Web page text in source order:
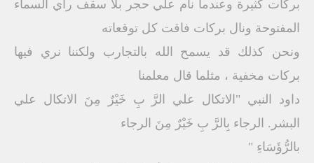
بركات كثيرة وعندما نام علي حجر بلا سقف رآي السماء
المفتوحة ونال بركات فاقت كل توقعاته
ونحن كذلك قد يسمح الله بالتجارب ولكننا نري فيها
بركات مخفية ، مثلما قال معلمنا
داود النبي "الاتكال علي الرَّ بِ خَيْرٌ مِنَ الاتكال علي
البشر. الرجاء بِالرَّ بِ خَيْرٌ مِنَ الرجاء
بالرُّؤَسَاءِ "